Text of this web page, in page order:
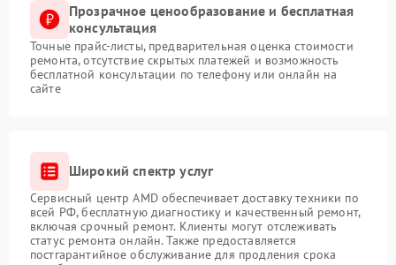
Прозрачное ценообразование и бесплатная
консультация
Точные прайс-листы, предварительная оценка стоимости
ремонта, отсутствие скрытых платежей и возможность
бесплатной консультации по телефону или онлайн на
сайте
Широкий спектр услуг
Сервисный центр AMD обеспечивает доставку техники по
всей РФ, бесплатную диагностику и качественный ремонт,
включая срочный ремонт. Клиенты могут отслеживать
статус ремонта онлайн. Также предоставляется
постгарантийное обслуживание для продления срока